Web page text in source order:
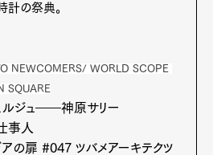
計の祭典。
NEWCOMERS/ WORLD SCOPE
SQUARE
ェルジュ――神原サリー
事人
の扉 #047 ツバメアーキテクツ